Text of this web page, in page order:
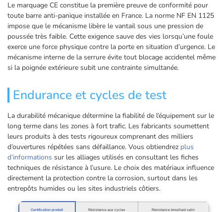
Le marquage CE constitue la première preuve de conformité pour
toute barre anti-panique installée en France. La norme NF EN 1125
impose que le mécanisme libère le vantail sous une pression de
poussée très faible. Cette exigence sauve des vies lorsqu’une foule
exerce une force physique contre la porte en situation d’urgence. Le
mécanisme interne de la serrure évite tout blocage accidentel même
si la poignée extérieure subit une contrainte simultanée.
Endurance et cycles de test
La durabilité mécanique détermine la fiabilité de l’équipement sur le
long terme dans les zones à fort trafic. Les fabricants soumettent
leurs produits à des tests rigoureux comprenant des milliers
d’ouvertures répétées sans défaillance. Vous obtiendrez plus
d’informations sur les alliages utilisés en consultant les fiches
techniques de résistance à l’usure. Le choix des matériaux influence
directement la protection contre la corrosion, surtout dans les
entrepôts humides ou les sites industriels côtiers.
Certification produit Résistance aux cycles Résistance brouillard salin